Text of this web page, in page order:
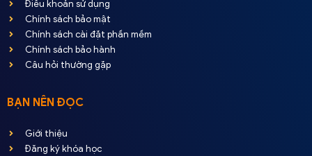
Điều khoản sử dụng
Chính sách bảo mật
Chính sách cài đặt phần mềm
Chính sách bảo hành
Câu hỏi thường gặp
BẠN NÊN ĐỌC
Giới thiệu
Đăng ký khóa học